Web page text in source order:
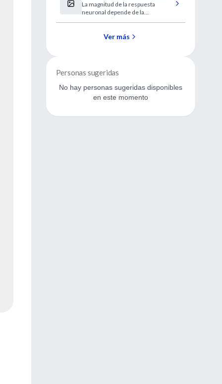
alimentos modula los
circuitos de alimentación
La magnitud de la respuesta
neuronal depende de la
Ver más
Personas sugeridas
No hay personas sugeridas disponibles
en este momento